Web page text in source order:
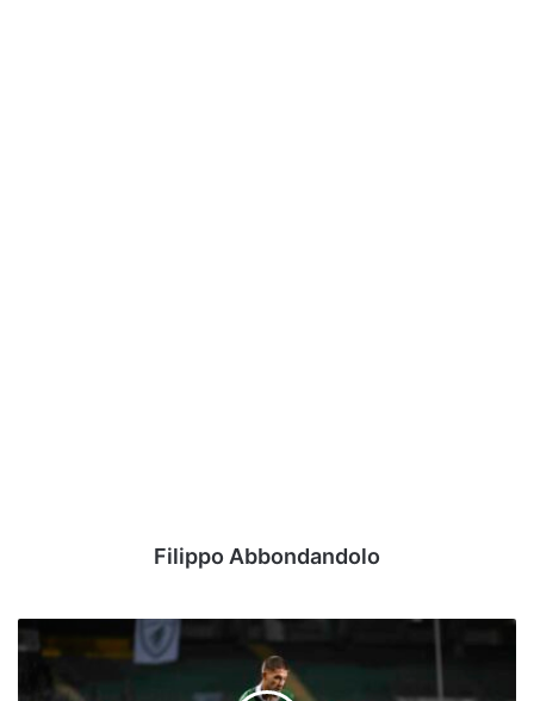
Filippo Abbondandolo
De
Cristofaro